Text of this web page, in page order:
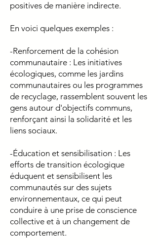
positives de manière indirecte.
En voici quelques exemples :
-Renforcement de la cohésion
communautaire : Les initiatives
écologiques, comme les jardins
communautaires ou les programmes
de recyclage, rassemblent souvent les
gens autour d'objectifs communs,
renforçant ainsi la solidarité et les
liens sociaux.
-Éducation et sensibilisation : Les
efforts de transition écologique
éduquent et sensibilisent les
communautés sur des sujets
environnementaux, ce qui peut
conduire à une prise de conscience
collective et à un changement de
comportement.